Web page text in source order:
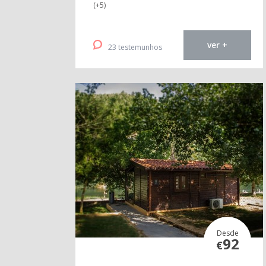
(+5)
23 testemunhos ver +
Desde
€92